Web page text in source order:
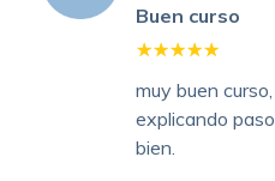
Buen curso
muy buen
explicando
bien.